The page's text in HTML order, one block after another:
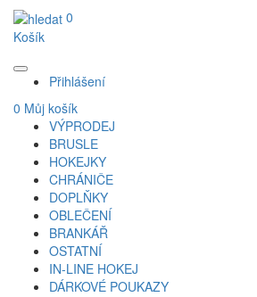
0
Košík
Přihlášení
0 Můj košík
VÝPRODEJ
BRUSLE
HOKEJKY
CHRÁNIČE
DOPLŇKY
OBLEČENÍ
BRANKÁŘ
OSTATNÍ
IN-LINE HOKEJ
DÁRKOVÉ POUKAZY